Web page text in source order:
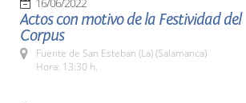
Actos con motivo de la Festividad del
Corpus
Fuente de San Esteban (La) (Salamanca)
Hora: 13:30 h.